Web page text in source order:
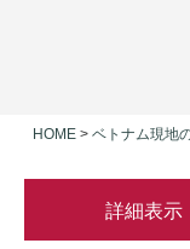
HOME > ベトナム現地
詳細表示